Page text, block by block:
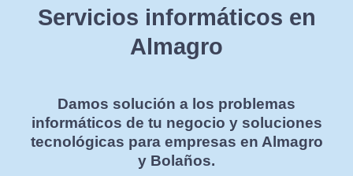
Servicios informáticos en
Almagro
Damos solución a los problemas
informáticos de tu negocio y soluciones
tecnológicas para empresas en Almagro
y Bolaños.